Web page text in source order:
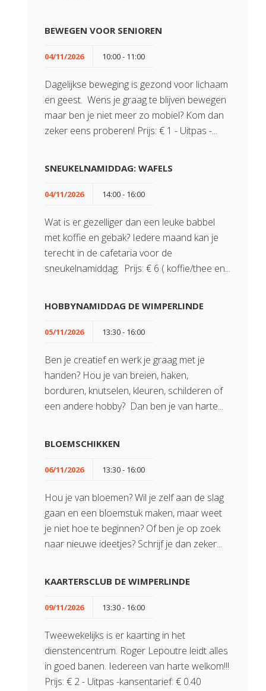
BEWEGEN VOOR SENIOREN
04/11/2026 10:00 - 11:00
Dagelijkse beweging is gezond voor lichaam
en geest. Wens je graag te blijven bewegen
maar ben je niet meer zo mobiel? Kom dan
zeker eens proberen! Prijs: € 1 - Uitpas -...
SNEUKELNAMIDDAG: WAFELS
04/11/2026 14:00 - 16:00
Wat is er gezelliger dan een leuke babbel
met koffie en gebak? Iedere maand kan je
terecht in de cafetaria voor de
sneukelnamiddag. Prijs: € 6 ( koffie/thee en...
HOBBYNAMIDDAG DE WIMPERLINDE
05/11/2026 13:30 - 16:00
Ben je creatief en werk je graag met je
handen? Hou je van breien, haken,
borduren, knutselen, kleuren, schilderen of
een andere hobby? Dan ben je van harte...
BLOEMSCHIKKEN
06/11/2026 13:30 - 16:00
Hou je van bloemen? Wil je zelf aan de slag
gaan en een bloemstuk maken, maar weet
je niet hoe te beginnen? Of ben je op zoek
naar nieuwe ideetjes? Schrijf je dan zeker...
KAARTERSCLUB DE WIMPERLINDE
09/11/2026 13:30 - 16:00
Tweewekelijks is er kaarting in het
dienstencentrum. Roger Lepoutre leidt alles
in goed banen. Iedereen van harte welkom!!!
Prijs: € 2 - Uitpas -kansentarief: € 0.40